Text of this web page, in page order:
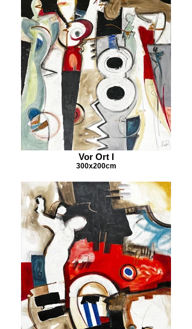
Vor Ort I
300x200cm